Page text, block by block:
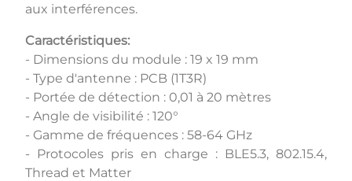
aux interférences.
Caractéristiques:
- Dimensions du module : 19 x 19 mm
- Type d'antenne : PCB (1T3R)
- Portée de détection : 0,01 à 20 mètres
- Angle de visibilité : 120°
- Gamme de fréquences : 58-64 GHz
- Protocoles pris en charge : BLE5.3, 802.15.4,
Thread et Matter